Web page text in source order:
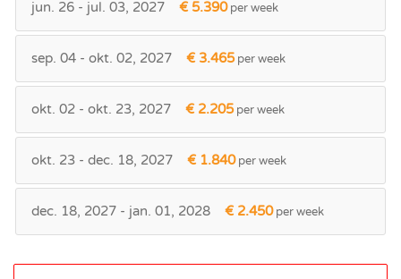
jun. 26 - jul. 03, 2027 € 5.390per week
sep. 04 - okt. 02, 2027 € 3.465per week
okt. 02 - okt. 23, 2027 € 2.205per week
okt. 23 - dec. 18, 2027 € 1.840per week
dec. 18, 2027 - jan. 01, 2028 € 2.450per week